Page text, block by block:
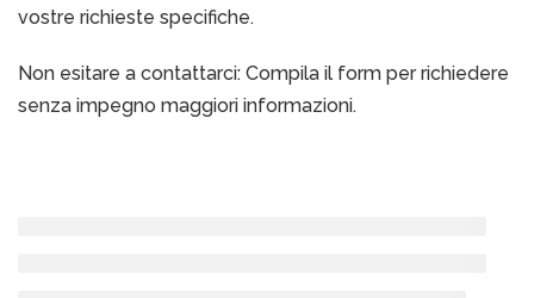
vostre richieste specifiche.
Non esitare a contattarci: Compila il form per richiedere
senza impegno maggiori informazioni.